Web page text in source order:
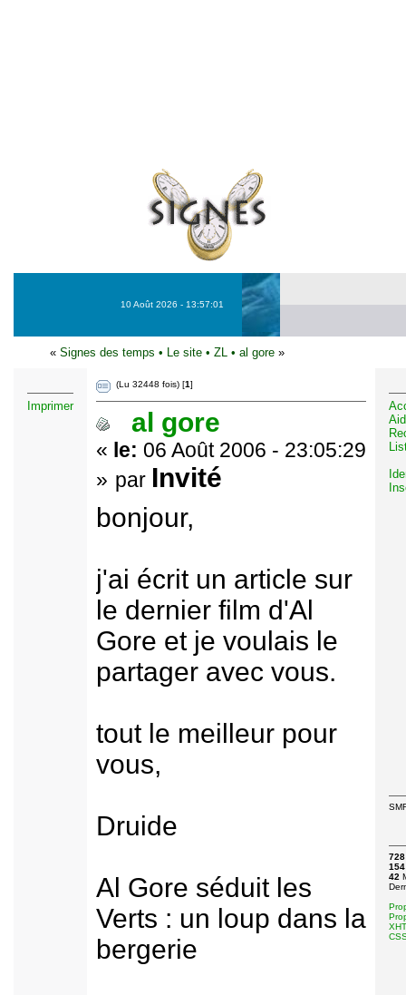
10 Août 2026 - 13:57:01
« Signes des temps • Le site • ZL • al gore »
Imprimer
(Lu 32448 fois) [1]
al gore
« le: 06 Août 2006 - 23:05:29
» par Invité
bonjour,
j'ai écrit un article sur
le dernier film d'Al
Gore et je voulais le
partager avec vous.
tout le meilleur pour
vous,
Druide
Al Gore séduit les
Verts : un loup dans la
bergerie
728
154
42